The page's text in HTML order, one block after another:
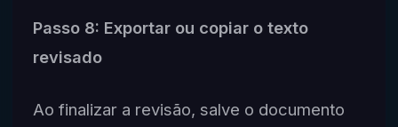
Passo 8: Exportar ou copiar o texto
revisado
Ao finalizar a revisão, salve o documento